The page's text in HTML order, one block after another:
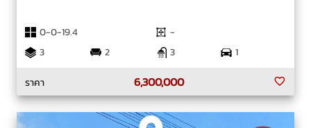
0-0-19.4
-
3
2 3
1
ราคา
6,300,000